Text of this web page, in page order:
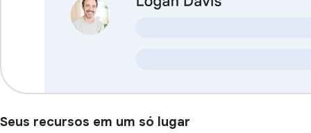
Seus recursos em um só lugar